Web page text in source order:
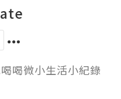
喝微小生活小紀錄